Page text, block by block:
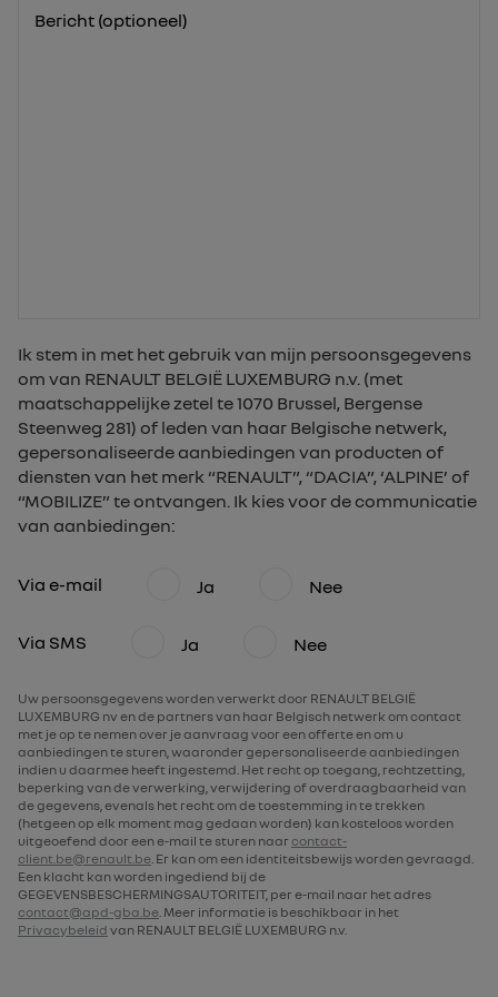
Bericht (optioneel)
Ik stem in met het gebruik van mijn persoonsgegevens
om van RENAULT BELGIË LUXEMBURG n.v. (met
maatschappelijke zetel te 1070 Brussel, Bergense
Steenweg 281) of leden van haar Belgische netwerk,
gepersonaliseerde aanbiedingen van producten of
diensten van het merk “RENAULT”, “DACIA”, ‘ALPINE’ of
“MOBILIZE” te ontvangen. Ik kies voor de communicatie
van aanbiedingen:
Via e-mail Ja Nee
Via SMS Ja Nee
Uw persoonsgegevens worden verwerkt door RENAULT BELGIË
LUXEMBURG nv en de partners van haar Belgisch netwerk om contact
met je op te nemen over je aanvraag voor een offerte en om u
aanbiedingen te sturen, waaronder gepersonaliseerde aanbiedingen
indien u daarmee heeft ingestemd. Het recht op toegang, rechtzetting,
beperking van de verwerking, verwijdering of overdraagbaarheid van
de gegevens, evenals het recht om de toestemming in te trekken
(hetgeen op elk moment mag gedaan worden) kan kosteloos worden
uitgeoefend door een e-mail te sturen naar contact-
client.be@renault.be. Er kan om een identiteitsbewijs worden gevraagd.
Een klacht kan worden ingediend bij de
GEGEVENSBESCHERMINGSAUTORITEIT, per e-mail naar het adres
contact@apd-gba.be. Meer informatie is beschikbaar in het
Privacybeleid van RENAULT BELGIË LUXEMBURG n.v.